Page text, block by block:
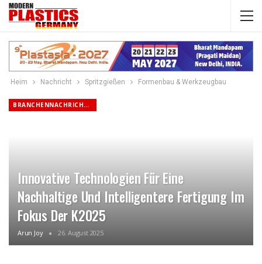
Heim Nachricht Spritzgießen Formenbau & Werkzeugbau
BRANCHENNACHRICHTEN
Innovative Technologien Für Eine
Nachhaltige Und Intelligentere Fertigung Im
Fokus Der K2025
Arun Joy 26. August 2025